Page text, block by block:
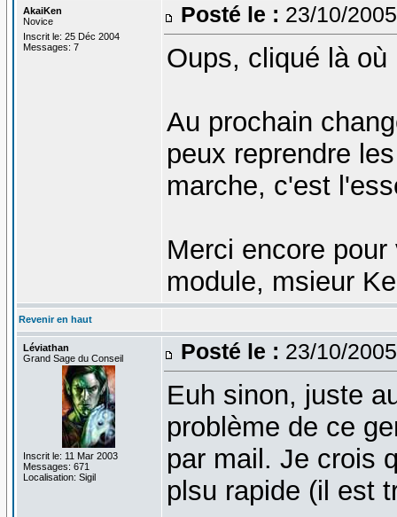
AkaiKen
Novice
Inscrit le: 25 Déc 2004
Messages: 7
Posté le : 23/10/
Oups, cliqué là
Au prochain
peux reprendre
marche, c'est
Merci encore
module, msieur
Revenir en haut
Léviathan
Grand Sage du Conseil
Inscrit le: 11 Mar 2003
Messages: 671
Localisation: Sigil
Posté le : 23/10/
Euh sinon, juste
problème de ce
par mail. Je crois
plsu rapide (il est